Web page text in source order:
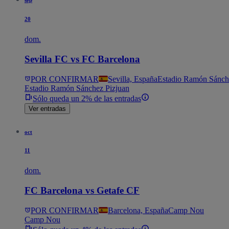
20
dom.
Sevilla FC vs FC Barcelona
POR CONFIRMAR Sevilla, EspañaEstadio Ramón
Estadio Ramón Sánchez Pizjuan
Sólo queda un 2% de las entradas
Ver entradas
oct
11
dom.
FC Barcelona vs Getafe CF
POR CONFIRMAR Barcelona, EspañaCamp Nou
Camp Nou